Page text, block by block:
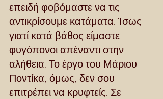
επειδή φοβόμαστε να τις
αντικρίσουμε κατάματα. Ίσως
γιατί κατά βάθος είμαστε
φυγόπονοι απέναντι στην
αλήθεια. Το έργο του Μάριου
Ποντίκα, όμως, δεν σου
επιτρέπει να κρυφτείς. Σε